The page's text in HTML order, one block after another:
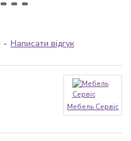
- Написати відгук
Мебель Сервіс